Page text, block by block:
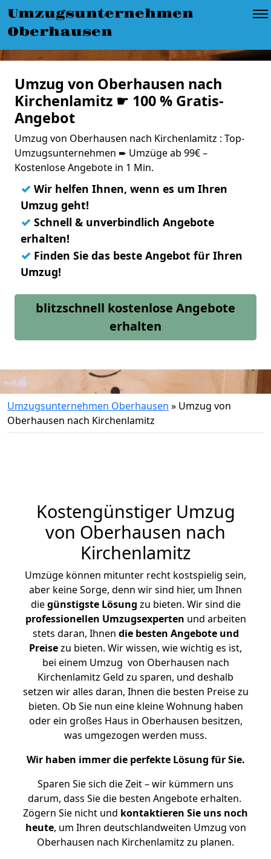
Umzugsunternehmen
Oberhausen
Umzug von Oberhausen nach
Kirchenlamitz ☛ 100 % Gratis-
Angebot
Umzug von Oberhausen nach Kirchenlamitz : Top-
Umzugsunternehmen ➨ Umzüge ab 99€ –
Kostenlose Angebote in 1 Min.
✓ Wir helfen Ihnen, wenn es um Ihren
Umzug geht!
✓ Schnell & unverbindlich Angebote
erhalten!
✓ Finden Sie das beste Angebot für Ihren
Umzug!
blitzschnell kostenlose Angebote
erhalten
Umzugsunternehmen Oberhausen » Umzug von
Oberhausen nach Kirchenlamitz
Kostengünstiger Umzug
von Oberhausen nach
Kirchenlamitz
Umzüge können mitunter recht kostspielig sein,
aber keine Sorge, denn wir sind hier, um Ihnen
diegünstigste Lösung zu bieten. Wir sind die
professionellen Umzugsexperten und arbeiten
stets daran, Ihnen die besten Angebote und
Preisezu bieten. Wir wissen, wie wichtig es ist,
bei einem Umzug von Oberhausen nach
Kirchenlamitz Geld zu sparen, und deshalb
setzen wir alles daran, Ihnen die besten Preise zu
bieten. Ob Sie nun eine kleine Wohnung haben
oder ein großes Haus in Oberhausen besitzen,
was umgezogen werden muss.
Wir haben immer die perfekte Lösung für Sie.
Sparen Sie sich die Zeit – wir kümmern uns
darum, dass Sie die besten Angebote erhalten.
Zögern Sie nicht und kontaktieren Sie uns noch
heute, um Ihren deutschlandweiten Umzug von
Oberhausen nach Kirchenlamitz zu planen.